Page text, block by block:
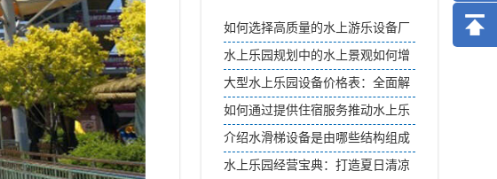
如何选择高质量的水上游乐设备厂
家？
水上乐园规划中的水上景观如何增
加互动性？
大型水上乐园设备价格表：全面解
析各类设施费用
如何通过提供住宿服务推动水上乐
园的二次消费？
介绍水滑梯设备是由哪些结构组成
的
水上乐园经营宝典：打造夏日清凉